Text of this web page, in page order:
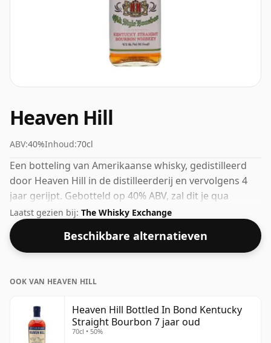
Heaven Hill
ABV:40%Inhoud:70cl
Een botteling van Amerikaanse whisky, gedistilleerd
door Heaven Hill in de distilleerderij en vervolgens 4
jaar gerijpt. Gebotteld op 40% ABV, zal dit je qua
sterkte niet van je sokken blazen, maar het zal zeker
een drinkbare geest zijn.
Laatst gezien bij: The Whisky Exchange
Beschikbare alternatieven
OOK VAN HEAVEN HILL
Heaven Hill Bottled In Bond Kentucky
Straight Bourbon 7 jaar oud
70cl • 50%